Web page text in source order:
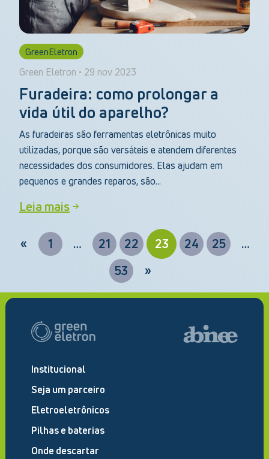
GreenEletron
Green Eletron • 29 nov 2023
Furadeira: como prolongar a
vida útil do aparelho?
As furadeiras são ferramentas eletrônicas muito
utilizadas, porque são versáteis e atendem diferentes
necessidades dos consumidores. Elas ajudam em
pequenos e grandes reparos, são...
Leia mais
« 1 … 21 22 23 24 25
…
53
»
Institucional
Seja um parceiro
Eletroeletrônicos
Pilhas e baterias
Onde descartar